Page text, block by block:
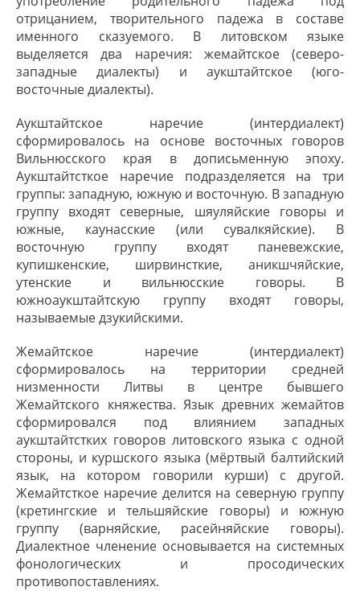
Литвы) и аукштайтские (юго-восточная часть).
Диалекты взаимопонятны.
Литовцы называют свой языкlietùvių kalbà‘язык
литовцев’. Автоэтноним — lietùvis‘литовец’
илиlietùv(i)ninkas, -ė
самоназвание литовцев прусской Литвы, или
прусских литовцев (летувинников);
также mažlietuviai «малолитовцы».
Большинство литовцев исповедуют католицизм.
Большинство прусских литовцев с XVI приняли
лютеранство.
отрицанием, творительного падежа в составе
именного сказуемого. В литовском языке
выделяется два наречия: жемайтское (северо-
западные диалекты) и аукштайтское (юго-
восточные диалекты).
Аукштайтское наречие (интердиалект)
сформировалось на основе восточных говоров
Вильнюсского края в дописьменную эпоху.
Аукштайтсткое наречие подразделяется на три
группы: западную, южную и восточную. В западную
группу входят северные, шяуляйские говоры и
южные, каунасские (или сувалкяйские). В
восточную группу входят паневежские,
купишкенские, ширвинсткие, аникшчяйские,
утенские и вильнюсские говоры. В
южноаукштайтскую группу входят говоры,
называемые дзукийскими.
Жемайтское наречие (интердиалект)
сформировалось на территории средней
низменности Литвы в центре бывшего
Жемайтского княжества. Язык древних жемайтов
сформировался под влиянием западных
аукштайтстких говоров литовского языка с одной
стороны, и куршского языка (мёртвый балтийский
язык, на котором говорили курши) с другой.
Жемайтсткое наречие делится на северную группу
(кретингские и тельшяйские говоры) и южную
группу (варняйские, расейняйские говоры).
Диалектное членение основывается на системных
фонологических и просодических
противопоставлениях.